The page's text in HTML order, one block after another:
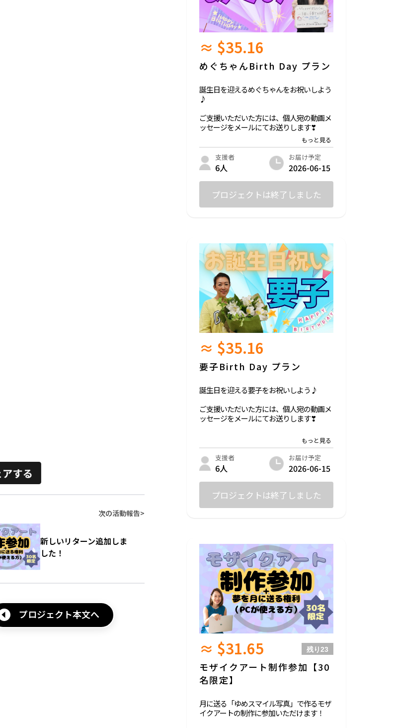
新しいリターン追加しま
した！
次の活動報告>
プロジェクト本文へ
お写真提出後の取り下げ（差し替え・削
除）はできません。
プロジェクトの特性上、月へ送ったデータ
は原則取り消しができない可能性があると
いうことをあらかじめご理解ください。
未成年の写真提出が想定される場合、保護
者同意が必要となります。
≈ $35.16
めぐちゃんBirth Day プラン
誕生日を迎えるめぐちゃんをお祝いしよう
♪
ご支援いただいた方には、個人宛の動画メ
ッセージをメールにてお送りします❣
・動画メッセージについて
視聴方法：ご支援いただいた方にご視聴用
URLをお送りいたします。
動画時間：1分程度
場合、モザイクアートとして掲載し公に公
開されることにご同意いただいたものとし
ます。
夢ボードへのお名前の記載は任意です。
お写真提出後の取り下げ（差し替え・削
除）はできません。
プロジェクトの特性上、月へ送ったデータ
は原則取り消しができない可能性があると
いうことをあらかじめご理解ください。
未成年の写真提出が想定される場合、保護
者同意が必要となります。
支援者
6人
お届け予定
2026-06-15
プロジェクトは終了しました
≈ $35.16
要子Birth Day プラン
誕生日を迎える要子をお祝いしよう♪
ご支援いただいた方には、個人宛の動画メ
ッセージをメールにてお送りします❣
視聴方法：ご支援いただいた方にご視聴用
URLをお送りいたします。
動画時間：1分程度
○ご希望の場合は「あなたの夢を月に届け
開されることにご同意いただいたものとし
ます。
夢ボードへのお名前の記載は任意です。
お写真提出後の取り下げ（差し替え・削
除）はできません。
プロジェクトの特性上、月へ送ったデータ
は原則取り消しができない可能性があると
いうことをあらかじめご理解ください。
未成年の写真提出が想定される場合、保護
者同意が必要となります。
支援者
6人
お届け予定
2026-06-15
プロジェクトは終了しました
≈ $31.65 残り23
モザイクアート制作参加【30
名限定】
月に送る「ゆめスマイル写真」で作るモザ
イクアートの制作に参加いただけます！